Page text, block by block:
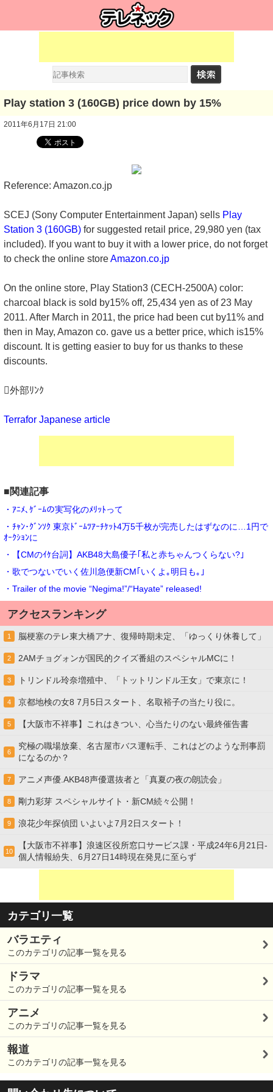
Play station 3 (160GB) price down by 15%
2011年6月17日 21:00
Reference: Amazon.co.jp
SCEJ (Sony Computer Entertainment Japan) sells Play
Station 3 (160GB) for suggested retail price, 29,980 yen (tax
included). If you want to buy it with a lower price, do not forget
to check the online storeAmazon.co.jp
On the online store, Play Station3 (CECH-2500A) color:
charcoal black is sold by15% off, 25,434 yen as of 23 May
2011. After March in 2011, the price had been cut by11% and
then in May, Amazon co. gave us a better price, which is15%
discount. It is getting easier to buy for us thanks to these
discounts.
外部ﾘﾝｸ
Terrafor Japanese article
■関連記事
・ｱﾆﾒ､ｹﾞｰﾑの実写化のﾒﾘｯﾄって
・ﾁｬﾝ･ｸﾞﾝｿｸ 東京ﾄﾞｰﾑﾂｱｰﾁｹｯﾄ4万5千枚が完売したはずなのに…1円で
ｵｰｸｼｮﾝに
・【CMのｲｹ台詞】AKB48大島優子｢私と赤ちゃんつくらない?｣
・歌でつないでいく佐川急便新CM｢いくよ｡明日も｡｣
・Trailer of the movie “Negima!”/“Hayate” released!
アクセスランキング
1 脳梗塞のテレ東大橋アナ、復帰時期未定、「ゆっくり休養して」
2 2AMチョグォンが国民的クイズ番組のスペシャルMCに！
3 トリンドル玲奈増殖中、「トットリンドル王女」で東京に！
4 京都地検の女8 7月5日スタート、名取裕子の当たり役に。
5 【大阪市不祥事】これはきつい、心当たりのない最終催告書
6
究極の職場放棄、名古屋市バス運転手、これはどのような刑事罰
になるのか？
7 アニメ声優.AKB48声優選抜者と「真夏の夜の朗読会」
8 剛力彩芽 スペシャルサイト・新CM続々公開！
9 浪花少年探偵団 いよいよ7月2日スタート！
10
【大阪市不祥事】浪速区役所窓口サービス課・平成24年6月21日-
個人情報紛失、6月27日14時現在発見に至らず
カテゴリ一覧
バラエティ
このカテゴリの記事一覧を見る
ドラマ
このカテゴリの記事一覧を見る
アニメ
このカテゴリの記事一覧を見る
報道
このカテゴリの記事一覧を見る